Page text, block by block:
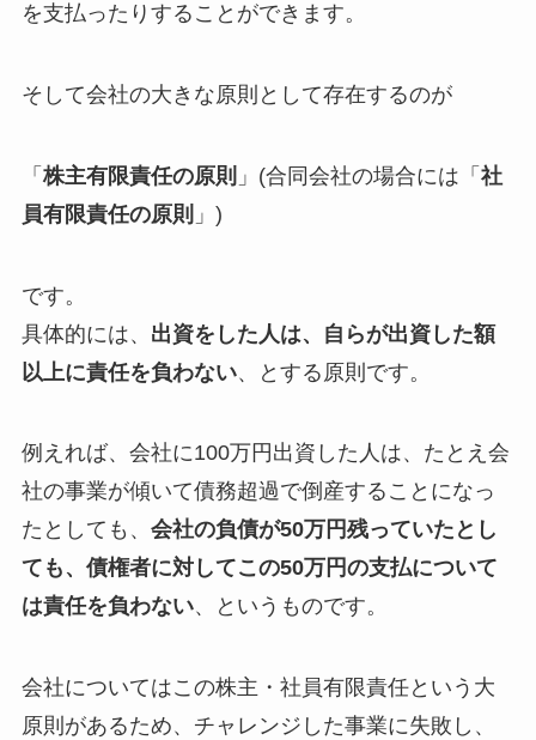
を支払ったりすることができます。
そして会社の大きな原則として存在するのが
「 株主有限責任の原則 」(合同会社の場合には「 社
員有限責任の原則 」)
です。
具体的には、 出資をした人は、自らが出資した額
以上に責任を負わない、とする原則です。
例えれば、会社に100万円出資した人は、たとえ会
社の事業が傾いて債務超過で倒産することになっ
たとしても、 会社の負債が50万円残っていたとし
ても、債権者に対してこの50万円の支払について
は責任を負わない、というものです。
会社についてはこの株主・社員有限責任という大
原則があるため、チャレンジした事業に失敗し、